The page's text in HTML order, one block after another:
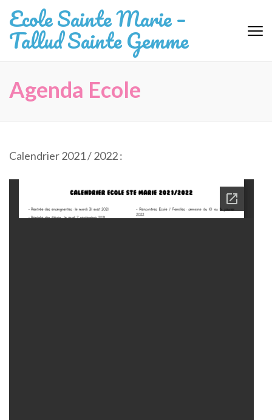
au
contenu
(Pressez
Ecole Sainte Marie –
Tallud Sainte Gemme
Agenda Ecole
Calendrier 2021 / 2022 :